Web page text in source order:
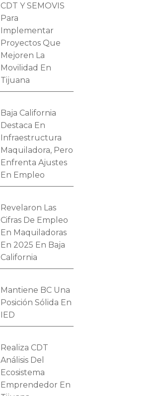
CDT Y SEMOVIS
Para
Implementar
Proyectos Que
Mejoren La
Movilidad En
Tijuana
Baja California
Destaca En
Infraestructura
Maquiladora, Pero
Enfrenta Ajustes
En Empleo
Revelaron Las
Cifras De Empleo
En Maquiladoras
En 2025 En Baja
California
Mantiene BC Una
Posición Sólida En
IED
Realiza CDT
Análisis Del
Ecosistema
Emprendedor En